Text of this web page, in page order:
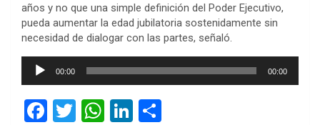
años y no que una simple definición del Poder Ejecutivo,
pueda aumentar la edad jubilatoria sostenidamente sin
necesidad de dialogar con las partes, señaló.
Reproductor
00:00 00:00
F
T
W Li